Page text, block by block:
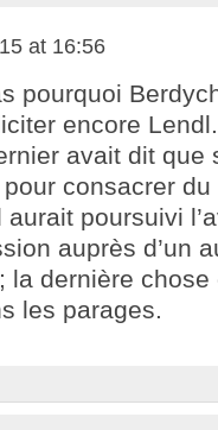
at 16:56
pourquoi
encore
avait dit que
pour consacrer
poursuivi
auprès d’un
la dernière
les parages.